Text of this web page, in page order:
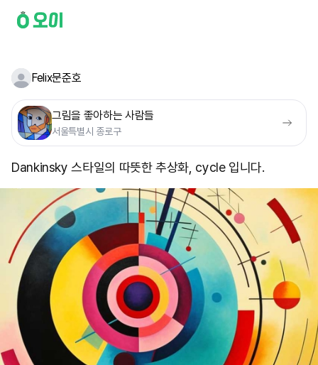
Felix문준호
그림을 좋아하는 사람들
서울특별시 종로구
Dankinsky 스타일의 따뜻한 추상화, cycle 입니다.